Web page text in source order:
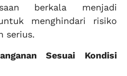
berkala menjadi
menghindari risiko
serius.
Sesuai Kondisi